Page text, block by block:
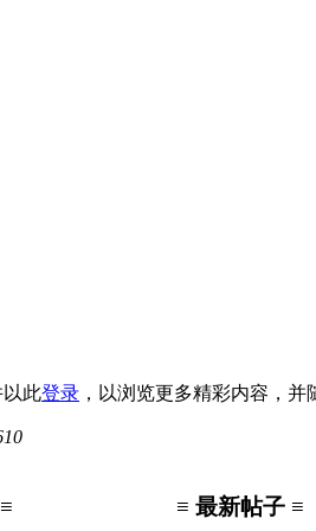
此登录 ，以浏览更多精彩内容，
≡ 最新帖子 ≡